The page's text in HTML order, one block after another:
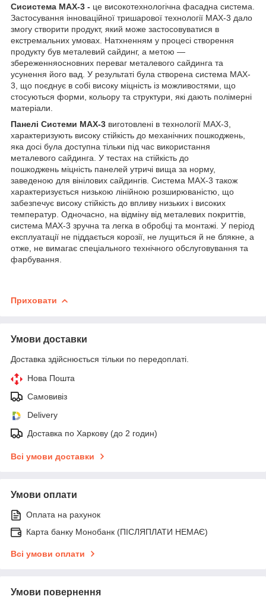
Сисистема MAX-3 - це високотехнологічна фасадна система.
Застосування інноваційної тришарової технології MAX-3 дало
змогу створити продукт, який може застосовуватися в
екстремальних умовах. Натхненням у процесі створення
продукту був металевий сайдинг, а метою —
збереженняосновних переваг металевого сайдинга та
усунення його вад. У результаті була створена система MAX-
3, що поєднує в собі високу міцність із можливостями, що
стосуються форми, кольору та структури, які дають полімерні
матеріали.
Панелі Системи MAX-3 виготовлені в технології MAX-3,
характеризують високу стійкість до механічних пошкоджень,
яка досі була доступна тільки під час використання
металевого сайдинга. У тестах на стійкість до
пошкоджень міцність панелей утричі вища за норму,
заведеною для вінілових сайдингів. Система MAX-3 також
характеризується низькою лінійною розширюваністю, що
забезпечує високу стійкість до впливу низьких і високих
температур. Одночасно, на відміну від металевих покриттів,
система MAX-3 зручна та легка в обробці та монтажі. У період
експлуатації не піддається корозії, не лущиться й не блякне, а
отже, не вимагає спеціального технічного обслуговування та
фарбування.
Приховати
Умови доставки
Доставка здійснюється тільки по передоплаті.
Нова Пошта
Самовивіз
Delivery
Доставка по Харкову (до 2 годин)
Всі умови доставки
Умови оплати
Оплата на рахунок
Карта банку Монобанк (ПІСЛЯПЛАТИ НЕМАЄ)
Всі умови оплати
Умови повернення